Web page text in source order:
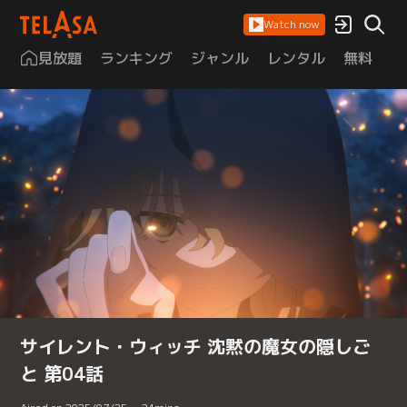
Watch now
見放題 ランキング ジャンル レンタル 無料
サイレント・ウィッチ 沈黙の魔女の隠しご
と 第04話